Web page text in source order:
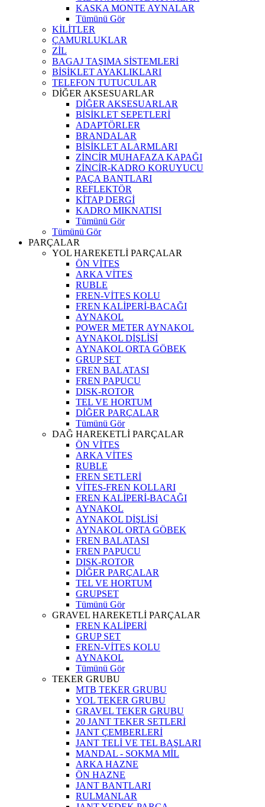
KASKA MONTE AYNALAR
Tümünü Gör
KİLİTLER
ÇAMURLUKLAR
ZİL
BAGAJ TAŞIMA SİSTEMLERİ
BİSİKLET AYAKLIKLARI
TELEFON TUTUCULAR
DİĞER AKSESUARLAR
DİĞER AKSESUARLAR
BİSİKLET SEPETLERİ
ADAPTÖRLER
BRANDALAR
BİSİKLET ALARMLARI
ZİNCİR MUHAFAZA KAPAĞI
ZİNCİR-KADRO KORUYUCU
PAÇA BANTLARI
REFLEKTÖR
KİTAP DERGİ
KADRO MIKNATISI
Tümünü Gör
Tümünü Gör
PARÇALAR
YOL HAREKETLİ PARÇALAR
ÖN VİTES
ARKA VİTES
RUBLE
FREN-VİTES KOLU
FREN KALİPERİ-BACAĞI
AYNAKOL
POWER METER AYNAKOL
AYNAKOL DİŞLİSİ
AYNAKOL ORTA GÖBEK
GRUP SET
FREN BALATASI
FREN PAPUCU
DISK-ROTOR
TEL VE HORTUM
DİĞER PARÇALAR
Tümünü Gör
DAĞ HAREKETLİ PARÇALAR
ÖN VİTES
ARKA VİTES
RUBLE
FREN SETLERİ
VİTES-FREN KOLLARI
FREN KALİPERİ-BACAĞI
AYNAKOL
AYNAKOL DİŞLİSİ
AYNAKOL ORTA GÖBEK
FREN BALATASI
FREN PAPUCU
DISK-ROTOR
DİĞER PARÇALAR
TEL VE HORTUM
GRUPSET
Tümünü Gör
GRAVEL HAREKETLİ PARÇALAR
FREN KALİPERİ
GRUP SET
FREN-VİTES KOLU
AYNAKOL
Tümünü Gör
TEKER GRUBU
MTB TEKER GRUBU
YOL TEKER GRUBU
GRAVEL TEKER GRUBU
20 JANT TEKER SETLERİ
JANT ÇEMBERLERİ
JANT TELİ VE TEL BAŞLARI
MANDAL - SOKMA MİL
ARKA HAZNE
ÖN HAZNE
JANT BANTLARI
RULMANLAR